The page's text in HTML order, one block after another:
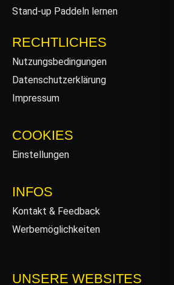
Stand-up Paddeln lernen
RECHTLICHES
Nutzungsbedingungen
Datenschutzerklärung
Impressum
COOKIES
Einstellungen
INFOS
Kontakt & Feedback
Werbemöglichkeiten
UNSERE WEBSITES